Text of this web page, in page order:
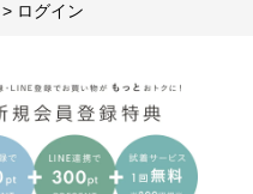
ログイン